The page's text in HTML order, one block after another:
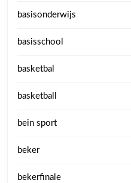
basisonderwijs
basisschool
basketbal
basketball
bein sport
beker
bekerfinale